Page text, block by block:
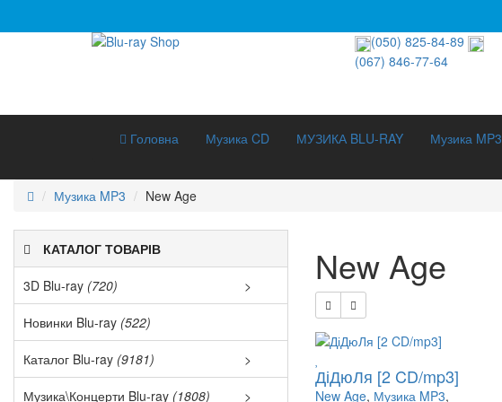
(050) 825-84-89
(067) 846-77-64
Головна Музика CD МУЗИКА BLU-RAY Музика MP3
Музика MP3 New Age
КАТАЛОГ ТОВАРІВ
3D Blu-ray (720)
>
3D Документальне (211)
3D Музика (42)
3D Мультфільми (186)
Новинки Blu-ray (522)
Каталог Blu-ray (9181)
>
Хіти продаж (1141)
Музика\Концерти Blu-ray (1808)
>
New Age
ДіДюЛя [2 CD/mp3]
New Age, Музика MP3,